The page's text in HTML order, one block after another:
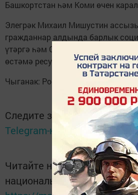
Башкортстан һәм Коми өчен
Элегрәк Михаил Мишустин
гражданнар алдында барлык
үтәргә һәм COVID-19
өстәмә ресурслар тупларга ярдәм
Чыганак: Российская газета
Следите за самым важным
Telegram-канале
Татмедиа
Читайте новости
национальном